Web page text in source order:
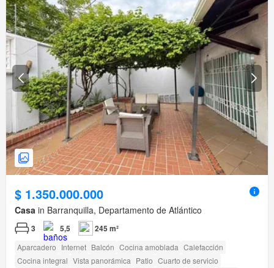
$ 1.350.000.000
Casa in Barranquilla, Departamento de Atlántico
3 5,5 245 m²
Aparcadero Internet Balcón Cocina amoblada Calefacción
Cocina integral Vista panorámica Patio Cuarto de servicio